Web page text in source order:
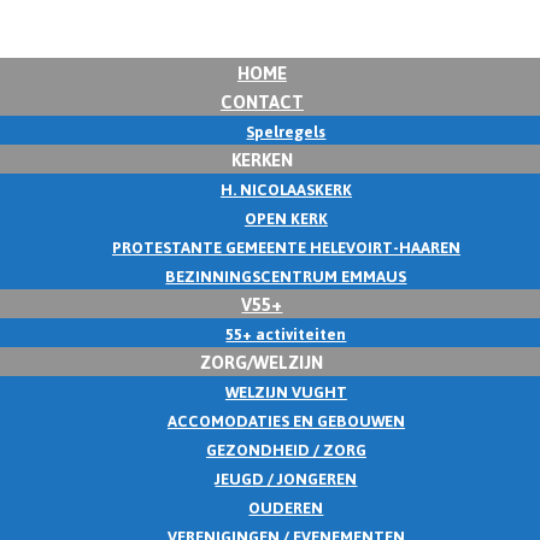
HOME
CONTACT
Spelregels
KERKEN
H. NICOLAASKERK
OPEN KERK
PROTESTANTE GEMEENTE HELEVOIRT-HAAREN
BEZINNINGSCENTRUM EMMAUS
V55+
55+ activiteiten
ZORG/WELZIJN
WELZIJN VUGHT
ACCOMODATIES EN GEBOUWEN
GEZONDHEID / ZORG
JEUGD / JONGEREN
OUDEREN